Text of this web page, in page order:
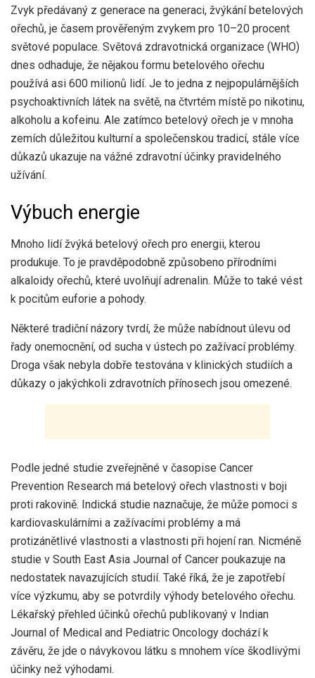
Zvyk předávaný z generace na generaci, žvýkání betelových
ořechů, je časem prověřeným zvykem pro 10–20 procent
světové populace. Světová zdravotnická organizace (WHO)
dnes odhaduje, že nějakou formu betelového ořechu
používá asi 600 milionů lidí. Je to jedna z nejpopulárnějších
psychoaktivních látek na světě, na čtvrtém místě po nikotinu,
alkoholu a kofeinu. Ale zatímco betelový ořech je v mnoha
zemích důležitou kulturní a společenskou tradicí, stále více
důkazů ukazuje na vážné zdravotní účinky pravidelného
užívání.
Výbuch energie
Mnoho lidí žvýká betelový ořech pro energii, kterou
produkuje. To je pravděpodobně způsobeno přírodními
alkaloidy ořechů, které uvolňují adrenalin. Může to také vést
k pocitům euforie a pohody.
Některé tradiční názory tvrdí, že může nabídnout úlevu od
řady onemocnění, od sucha v ústech po zažívací problémy.
Droga však nebyla dobře testována v klinických studiích a
důkazy o jakýchkoli zdravotních přínosech jsou omezené.
Podle jedné studie zveřejněné v časopise Cancer
Prevention Research má betelový ořech vlastnosti v boji
proti rakovině. Indická studie naznačuje, že může pomoci s
kardiovaskulárními a zažívacími problémy a má
protizánětlivé vlastnosti a vlastnosti při hojení ran. Nicméně
studie v South East Asia Journal of Cancer poukazuje na
nedostatek navazujících studií. Také říká, že je zapotřebí
více výzkumu, aby se potvrdily výhody betelového ořechu.
Lékařský přehled účinků ořechů publikovaný v Indian
Journal of Medical and Pediatric Oncology dochází k
závěru, že jde o návykovou látku s mnohem více škodlivými
účinky než výhodami.